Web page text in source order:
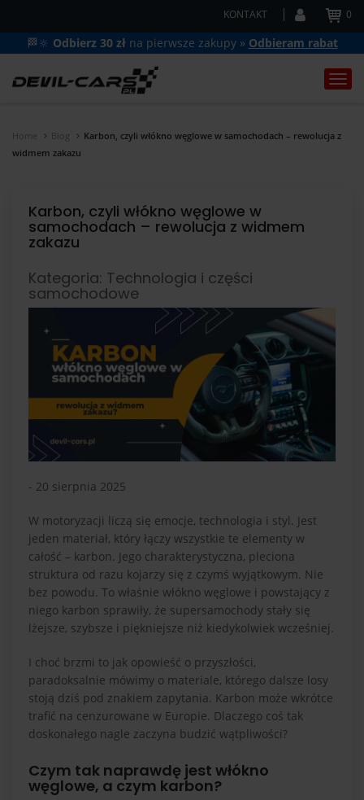
KONTAKT 0
🏁🔆 Odbierz 30 zł na pierwsze zakupy » Odbieram rabat
Home Blog
Karbon, czyli włókno węglowe w samochodach – rewolucja z
widmem zakazu
Karbon, czyli włókno węglowe w
samochodach – rewolucja z widmem
zakazu
Kategoria: Technologia i części
samochodowe
- 20 sierpnia 2025
W motoryzacji liczą się emocje, technologia i styl. Jest
jeden materiał, który łączy wszystkie te elementy w
całość – karbon. Jego charakterystyczna, pleciona
struktura od razu kojarzy się z czymś wyjątkowym. Nie
bez powodu. To właśnie włókno węglowe i powstający z
niego karbon sprawiły, że supersamochody stały się
lżejsze, szybsze i piękniejsze niż kiedykolwiek wcześniej.
I choć brzmi to jak opowieść o przyszłości,
paradoksalnie mówimy o materiale, którego dalsze losy
stoją dziś pod znakiem zapytania. Karbon może wkrótce
trafić na cenzurowane w Europie. Dlaczego coś tak
doskonałego nagle zaczyna budzić wątpliwości?
Czym tak naprawdę jest włókno
węglowe, a czym karbon?